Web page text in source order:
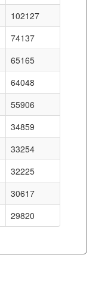
102127
74137
65165
64048
55906
34859
33254
32225
30617
29820